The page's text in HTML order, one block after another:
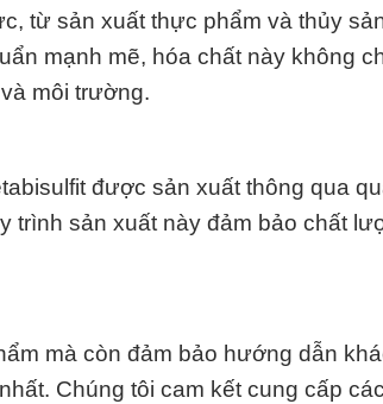
từ sản xuất thực phẩm và thủy
mạnh mẽ, hóa chất này không
môi trường.
được sản xuất thông qua
trình sản xuất này đảm bảo chất
mà còn đảm bảo hướng dẫn
Chúng tôi cam kết cung cấp